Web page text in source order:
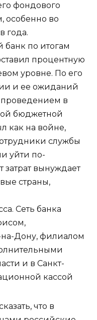
фондового
особенно во
года.
по итогам
процентную
уровне. По его
и ее ожиданий
проведением в
бюджетной
как на войне,
службы
уйти по-
затрат вынуждает
страны,
Сеть банка
Дону, филиалом
и в Санкт-
кассой
что в